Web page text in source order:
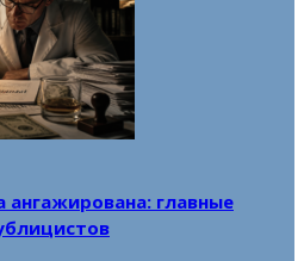
ангажирована: главные